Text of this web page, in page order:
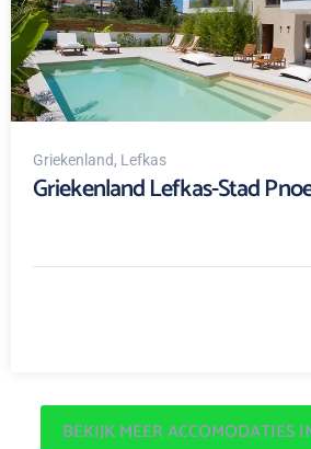
Griekenland, Lefkas
Griekenland Lefkas-Stad
BEKIJK MEER ACCOMODATIES